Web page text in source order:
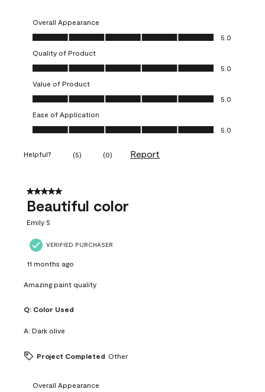
Overall Appearance
Overall Appearance, 5.0 out of 5
5.0
Quality of Product
Quality of Product, 5.0 out of 5
5.0
Value of Product
Value of Product, 5.0 out of 5
5.0
Ease of Application
Ease of Application, 5.0 out of 5
5.0
Helpful? (5) (0) Report
5 out of 5 stars.
Beautiful color
Emily S
VERIFIED PURCHASER
11 months ago
Amazing paint quality
Q: Color Used
A: Dark olive
Project Completed Other
Overall Appearance